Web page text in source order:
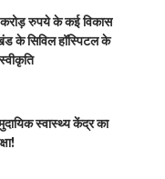
करोड़ रुपये के कई विकास
के सिविल हॉस्पिटल के
स्वास्थ्य केंद्र का